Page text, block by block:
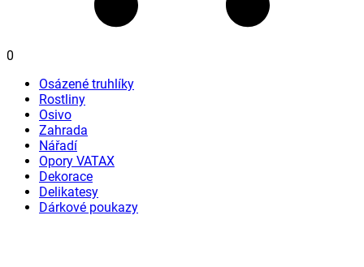
0
Osázené truhlíky
Rostliny
Osivo
Zahrada
Nářadí
Opory VATAX
Dekorace
Delikatesy
Dárkové poukazy